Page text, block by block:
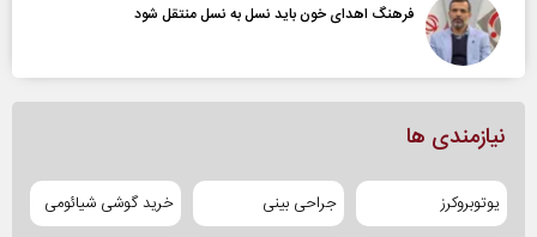
فرهنگ اهدای خون باید نسل به نسل منتقل شود
نیازمندی ها
یوتوبروکرز جراحی بینی خرید گوشی شیائومی